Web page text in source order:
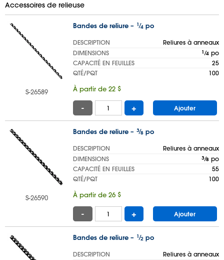
Accessoires de relieuse
S-26589
Bandes de reliure – 1⁄4 po
DESCRIPTION
Reliures à anneaux
DIMENSIONS
1 ⁄4 po
CAPACITÉ EN FEUILLES
25
QTÉ/PQT
100
À partir de 22 $
- + Ajouter
S-26590
Bandes de reliure – 3⁄8 po
DESCRIPTION
Reliures à anneaux
DIMENSIONS
3⁄8 po
CAPACITÉ EN FEUILLES
55
QTÉ/PQT
100
À partir de 26 $
- + Ajouter
Bandes de reliure – 1⁄2 po
DESCRIPTION
Reliures à anneaux